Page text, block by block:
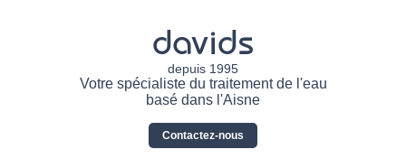
davids
depuis 1995
Votre spécialiste du traitement de l'eau
basé dans l'Aisne
Contactez-nous